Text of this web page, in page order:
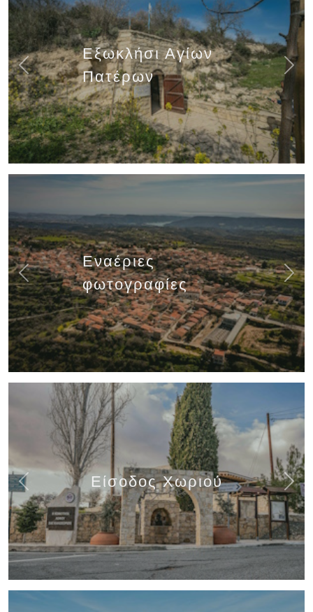
Εξωκλήσι Αγίων
Πατέρων
Previous Next
Εναέριες
φωτογραφίες
Previous Next
Είσοδος Χωριού
Previous Next